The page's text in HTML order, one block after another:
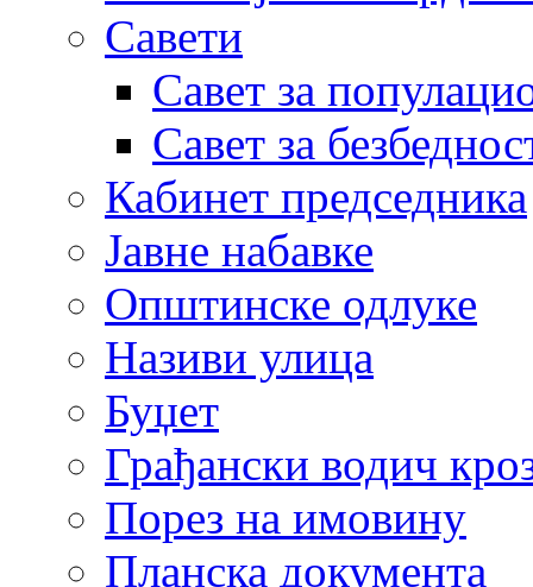
Савети
Савет за
Савет за
Кабинет председника
Јавне набавке
Општинске одлуке
Називи улица
Буџет
Грађански водич
Порез на имовину
Планска документа